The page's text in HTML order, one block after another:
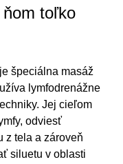
toľko
špeciálna masáž
lymfodrenážne
Jej cieľom
odviesť
z tela a zároveň
siluetu v oblasti